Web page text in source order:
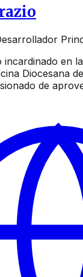
en
Diocesana
de